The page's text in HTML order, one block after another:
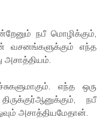
நபீ மொழிக்கும்,
வசனங்களுக்கும் எந்த
அசாத்தியம்.
எந்த ஒரு
நபீ
அசாத்தியமேதான்.